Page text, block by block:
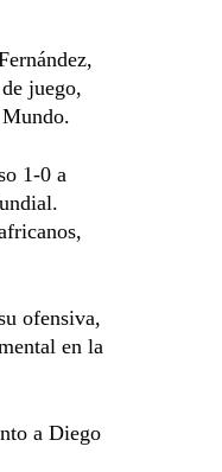
juego,
1-0 a
ofensiva,
en la
a Diego